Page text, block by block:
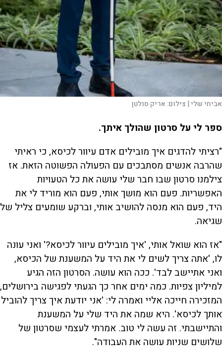
אביחי שלי | צילום:אריק סולטן
ספר לי על סרטון שהולך איתך.
"רציתי להדגים איך מובילים אדם עיוור לכיסא, כי ראיתי
שהרבה אנשים מסתבכים עם הפעולה הפשוטה הזאת. אז
צילמנו סרטון שבו חבר שלי עושה את כל הטעויות
האפשריות. פעם הוא מושך אותי, פעם הוא מוריד לי את
היד, פעם הוא מנסה להושיב אותי, וברקע שומעים צליל של
שגיאה.
"אז הוא שואל אותי, 'איך מובילים עיוור לכיסא?' ואני עונה
לו, 'אתה צריך לשים לי את היד על המשענת של הכיסא,
ואני אתיישב לבד'. ככה הוא עושה. הסרטון הזה הגיע
למיליון צפיות. כמה ימים אחר כך הגעתי לפגישה בירושלים,
המזכירה חייכה אליי ואמרה לי: 'אני יודעת איך צריך להוביל
אותך לכיסא'. היא שמה את היד שלי על המשענת
והתיישבתי. זה עשה לי טוב. אמרתי לעצמי שסרטון של
שלושים שניות עושה את העבודה".